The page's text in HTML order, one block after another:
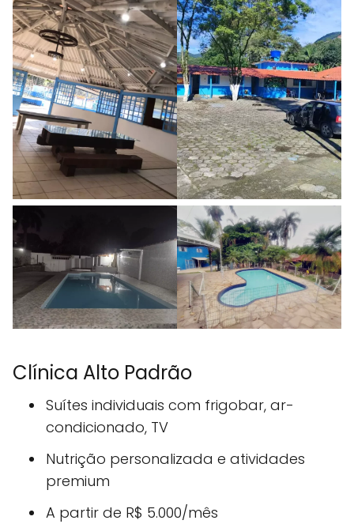
Clínica Alto Padrão
Suítes individuais com frigobar, ar-
condicionado, TV
Nutrição personalizada e atividades
premium
A partir de R$ 5.000/mês